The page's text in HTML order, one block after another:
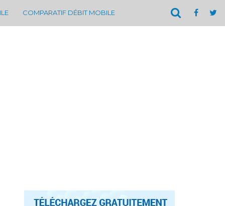
COMPARATIF DÉBIT MOBILE